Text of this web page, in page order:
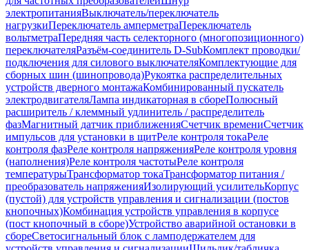
электропитанияВыключатель/переключатель
нагрузкиПереключатель амперметраПереключатель
вольтметраПередняя часть селекторного (многопозиционного)
переключателяРазъём-соединитель D-SubКомплект проводки/
подключения для силового выключателяКомплектующие для
сборных шин (шинопровода)Рукоятка распределительных
устройств дверного монтажаКомбинированный пускатель
электродвигателяЛампа индикаторная в сбореПолюсный
расширитель / клеммный удлинитель / распределитель
фазМагнитный датчик приближенияСчетчик времениСчетчик
импульсов для установки в щитРеле контроля токаРеле
контроля фазРеле контроля напряженияРеле контроля уровня
(наполнения)Реле контроля частотыРеле контроля
температурыТрансформатор токаТрансформатор питания /
преобразователь напряженияИзолирующий усилительКорпус
(пустой) для устройств управления и сигнализации (постов
кнопочных)Комбинация устройств управления в корпусе
(пост кнопочный в сборе)Устройство аварийной остановки в
сбореСветосигнальный блок с ламподержателем для